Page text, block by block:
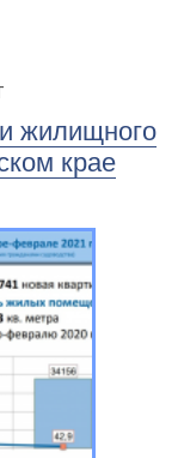
жилищного
крае